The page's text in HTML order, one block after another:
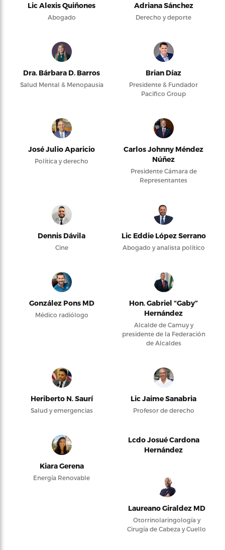
Lic Alexis Quiñones
Abogado
Adriana Sánchez
Derecho y deporte
Dra. Bárbara D. Barros
Salud Mental & Menopausia
Brian Díaz
Presidente & Fundador
Pacifico Group
José Julio Aparicio
Política y derecho
Carlos Johnny Méndez
Núñez
Presidente Cámara de
Representantes
Dennis Dávila
Cine
Lic Eddie López Serrano
Abogado y analista político
González Pons MD
Médico radiólogo
Hon. Gabriel “Gaby”
Hernández
Alcalde de Camuy y
presidente de la Federación
de Alcaldes
Heriberto N. Saurí
Salud y emergencias
Lic Jaime Sanabria
Profesor de derecho
Kiara Gerena
Energía Renovable
Lcdo Josué Cardona
Hernández
Laureano Giraldez MD
Otorrinolaringología y
Cirugía de Cabeza y Cuello